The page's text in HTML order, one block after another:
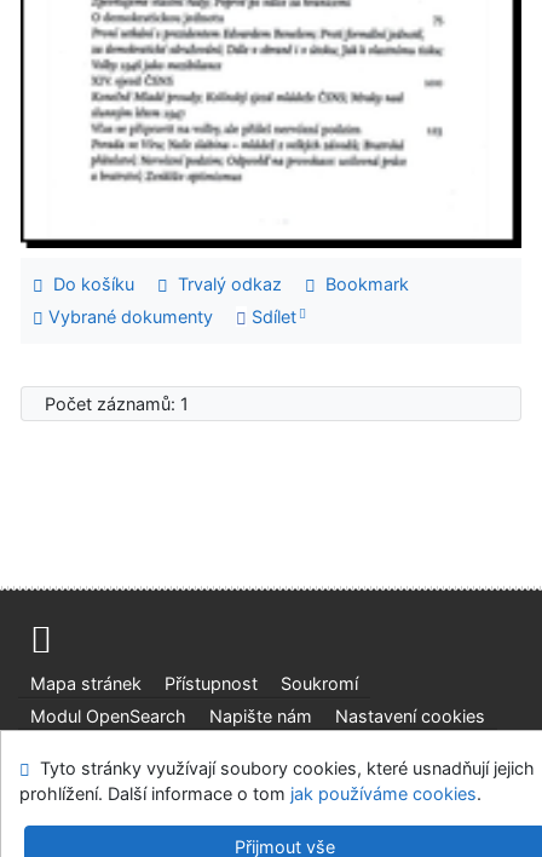
Do košíku Trvalý odkaz
Bookmark
Vybrané dokumenty
Sdílet
Počet záznamů: 1
Mapa stránek Přístupnost
Soukromí
Modul OpenSearch
Napište nám Nastavení cookies
Parlamentní knihovna České republiky
-Cosmotron Bohemia, s.r.o.
Tyto stránky využívají soubory cookies, které usnadňují jejich
prohlížení. Další informace o tom jak používáme cookies.
Přijmout vše